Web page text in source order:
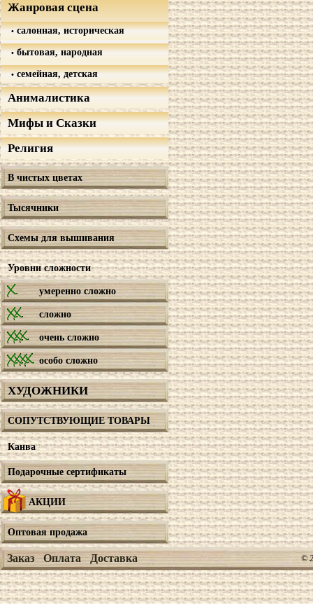
Жанровая сцена
салонная, историческая
бытовая, народная
семейная, детская
Анималистика
Мифы и Сказки
Религия
В чистых цветах
Тысячники
Схемы для вышивания
Уровни сложности
умеренно сложно
сложно
очень сложно
особо сложно
ХУДОЖНИКИ
СОПУТСТВУЮЩИЕ ТОВАРЫ
Канва
Подарочные сертификаты
АКЦИИ
Оптовая продажа
Заказ Оплата Доставка ©